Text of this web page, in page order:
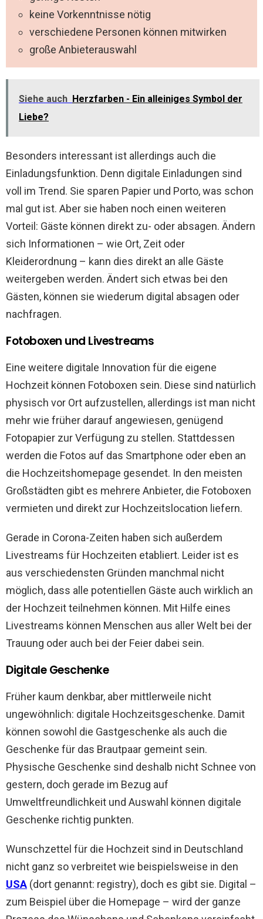
keine Vorkenntnisse nötig
verschiedene Personen können mitwirken
große Anbieterauswahl
Siehe auch Herzfarben - Ein alleiniges Symbol der
Liebe?
Besonders interessant ist allerdings auch die
Einladungsfunktion. Denn digitale Einladungen sind
voll im Trend. Sie sparen Papier und Porto, was schon
mal gut ist. Aber sie haben noch einen weiteren
Vorteil: Gäste können direkt zu- oder absagen. Ändern
sich Informationen – wie Ort, Zeit oder
Kleiderordnung – kann dies direkt an alle Gäste
weitergeben werden. Ändert sich etwas bei den
Gästen, können sie wiederum digital absagen oder
nachfragen.
Fotoboxen und Livestreams
Eine weitere digitale Innovation für die eigene
Hochzeit können Fotoboxen sein. Diese sind natürlich
physisch vor Ort aufzustellen, allerdings ist man nicht
mehr wie früher darauf angewiesen, genügend
Fotopapier zur Verfügung zu stellen. Stattdessen
werden die Fotos auf das Smartphone oder eben an
die Hochzeitshomepage gesendet. In den meisten
Großstädten gibt es mehrere Anbieter, die Fotoboxen
vermieten und direkt zur Hochzeitslocation liefern.
Gerade in Corona-Zeiten haben sich außerdem
Livestreams für Hochzeiten etabliert. Leider ist es
aus verschiedensten Gründen manchmal nicht
möglich, dass alle potentiellen Gäste auch wirklich an
der Hochzeit teilnehmen können. Mit Hilfe eines
Livestreams können Menschen aus aller Welt bei der
Trauung oder auch bei der Feier dabei sein.
Digitale Geschenke
Früher kaum denkbar, aber mittlerweile nicht
ungewöhnlich: digitale Hochzeitsgeschenke. Damit
können sowohl die Gastgeschenke als auch die
Geschenke für das Brautpaar gemeint sein.
Physische Geschenke sind deshalb nicht Schnee von
gestern, doch gerade im Bezug auf
Umweltfreundlichkeit und Auswahl können digitale
Geschenke richtig punkten.
Wunschzettel für die Hochzeit sind in Deutschland
nicht ganz so verbreitet wie beispielsweise in den
USA (dort genannt: registry), doch es gibt sie. Digital –
zum Beispiel über die Homepage – wird der ganze